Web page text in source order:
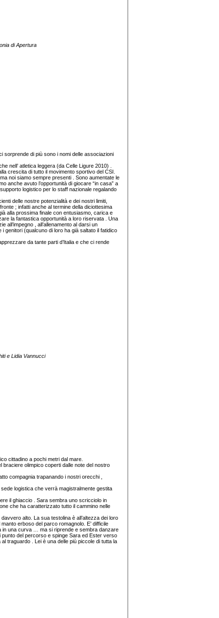
di Apertura
sorprende di più sono i nomi delle associazioni
nell’ atletica leggera (da Celle Ligure 2010) .
crescita di tutto il movimento sportivo del CSI.
noi siamo sempre presenti . Sono aumentate le
anche avuto l’opportunità di giocare “in casa” a
logistico per lo staff nazionale regalando
delle nostre potenzialità e dei nostri limiti,
; infatti anche al termine della diciottesima
alla prossima finale con entusiasmo, carica e
la fantastica opportunità a loro riservata . Una
, all’allenamento al darsi un
genitori (qualcuno di loro ha già saltato il fatidico
da tante parti d’Italia e che ci rende
e Lidia Vannucci
cittadino a pochi metri dal mare.
braciere olimpico coperti dalle note del nostro
compagnia trapanando i nostri orecchi ,
logistica che verrà magistralmente gestita
il ghiaccio . Sara sembra uno scricciolo in
che ha caratterizzato tutto il cammino nelle
alto. La sua testolina è all’altezza dei loro
erboso del parco romagnolo. E’ difficile
in una curva … ma si riprende e sembra danzare
del percorso e spinge Sara ed Ester verso
traguardo . Lei è una delle più piccole di tutta la